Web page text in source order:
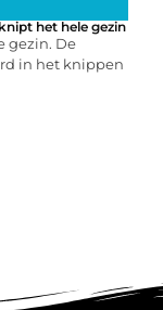
het hele gezin
gezin. De
in het knippen